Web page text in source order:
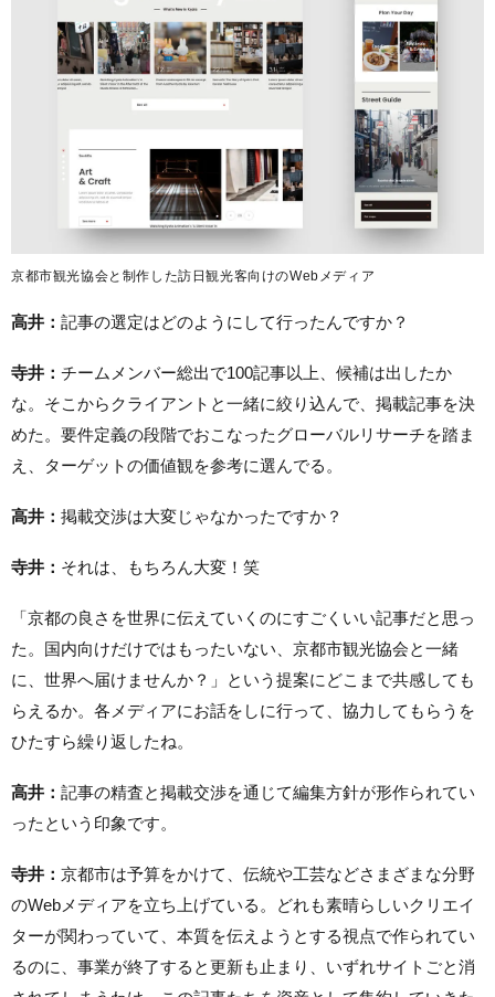
京都市観光協会と制作した訪日観光客向けのWebメディア
高井： 記事の選定はどのようにして行ったんですか？
寺井： チームメンバー総出で100記事以上、候補は出したか
な。そこからクライアントと一緒に絞り込んで、掲載記事を決
めた。要件定義の段階でおこなったグローバルリサーチを踏ま
え、ターゲットの価値観を参考に選んでる。
高井： 掲載交渉は大変じゃなかったですか？
寺井： それは、もちろん大変！笑
「京都の良さを世界に伝えていくのにすごくいい記事だと思っ
た。国内向けだけではもったいない、京都市観光協会と一緒
に、世界へ届けませんか？」という提案にどこまで共感しても
らえるか。各メディアにお話をしに行って、協力してもらうを
ひたすら繰り返したね。
高井： 記事の精査と掲載交渉を通じて編集方針が形作られてい
ったという印象です。
寺井： 京都市は予算をかけて、伝統や工芸などさまざまな分野
のWebメディアを立ち上げている。どれも素晴らしいクリエイ
ターが関わっていて、本質を伝えようとする視点で作られてい
るのに、事業が終了すると更新も止まり、いずれサイトごと消